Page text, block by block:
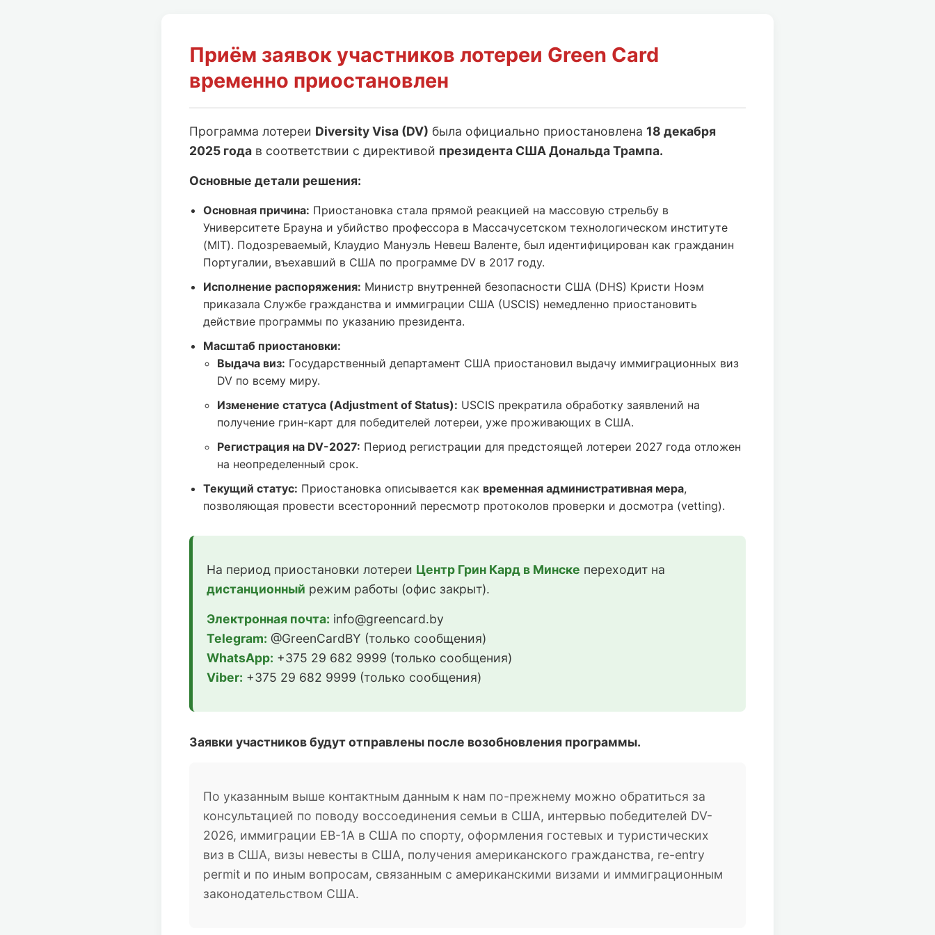
Приём заявок участников лотереи Green Card
временно приостановлен
Программа лотереи Diversity Visa (DV) была официально приостановлена 18 декабря
2025 года в соответствии с директивой президента США Дональда Трампа.
Основные детали решения:
Основная причина: Приостановка стала прямой реакцией на массовую стрельбу в
Университете Брауна и убийство профессора в Массачусетском технологическом институте
(MIT). Подозреваемый, Клаудио Мануэль Невеш Валенте, был идентифицирован как гражданин
Португалии, въехавший в США по программе DV в 2017 году.
Исполнение распоряжения: Министр внутренней безопасности США (DHS) Кристи Ноэм
приказала Службе гражданства и иммиграции США (USCIS) немедленно приостановить
действие программы по указанию президента.
Масштаб приостановки:
Выдача виз: Государственный департамент США приостановил выдачу иммиграционных виз
DV по всему миру.
Изменение статуса (Adjustment of Status): USCIS прекратила обработку заявлений на
получение грин-карт для победителей лотереи, уже проживающих в США.
Регистрация на DV-2027: Период регистрации для предстоящей лотереи 2027 года отложен
на неопределенный срок.
Текущий статус: Приостановка описывается как временная административная мера,
позволяющая провести всесторонний пересмотр протоколов проверки и досмотра (vetting).
На период приостановки лотереи Центр Грин Кард в Минске переходит на
дистанционный режим работы (офис закрыт).
Электронная почта: info@greencard.by
Telegram: @GreenCardBY (только сообщения)
WhatsApp: +375 29 682 9999 (только сообщения)
Viber: +375 29 682 9999 (только сообщения)
Заявки участников будут отправлены после возобновления программы.
По указанным выше контактным данным к нам по-прежнему можно обратиться за
консультацией по поводу воссоединения семьи в США, интервью победителей DV-
2026, иммиграции EB-1A в США по спорту, оформления гостевых и туристических
виз в США, визы невесты в США, получения американского гражданства, re-entry
permit и по иным вопросам, связанным с американскими визами и иммиграционным
законодательством США.